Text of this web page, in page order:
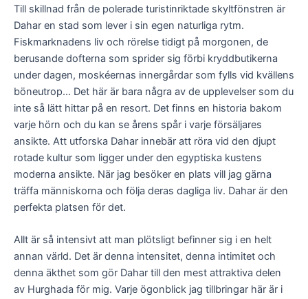
Till skillnad från de polerade turistinriktade skyltfönstren är
Dahar en stad som lever i sin egen naturliga rytm.
Fiskmarknadens liv och rörelse tidigt på morgonen, de
berusande dofterna som sprider sig förbi kryddbutikerna
under dagen, moskéernas innergårdar som fylls vid kvällens
böneutrop... Det här är bara några av de upplevelser som du
inte så lätt hittar på en resort. Det finns en historia bakom
varje hörn och du kan se årens spår i varje försäljares
ansikte. Att utforska Dahar innebär att röra vid den djupt
rotade kultur som ligger under den egyptiska kustens
moderna ansikte. När jag besöker en plats vill jag gärna
träffa människorna och följa deras dagliga liv. Dahar är den
perfekta platsen för det.
Allt är så intensivt att man plötsligt befinner sig i en helt
annan värld. Det är denna intensitet, denna intimitet och
denna äkthet som gör Dahar till den mest attraktiva delen
av Hurghada för mig. Varje ögonblick jag tillbringar här är i